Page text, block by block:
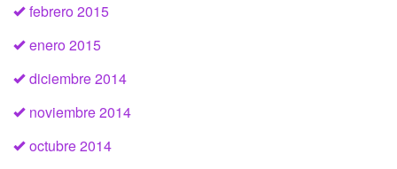
febrero 2015
enero 2015
diciembre 2014
noviembre 2014
octubre 2014